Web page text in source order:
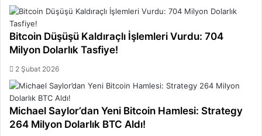
Bitcoin Düşüşü Kaldıraçlı İşlemleri Vurdu: 704
Milyon Dolarlık Tasfiye!
2 Şubat 2026
Michael Saylor’dan Yeni Bitcoin Hamlesi: Strategy
264 Milyon Dolarlık BTC Aldı!